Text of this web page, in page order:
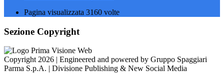
Pagina visualizzata 3160 volte
Sezione Copyright
Copyright 2026 | Engineered and powered by Gruppo Spaggiari
Parma S.p.A. | Divisione Publishing & New Social Media